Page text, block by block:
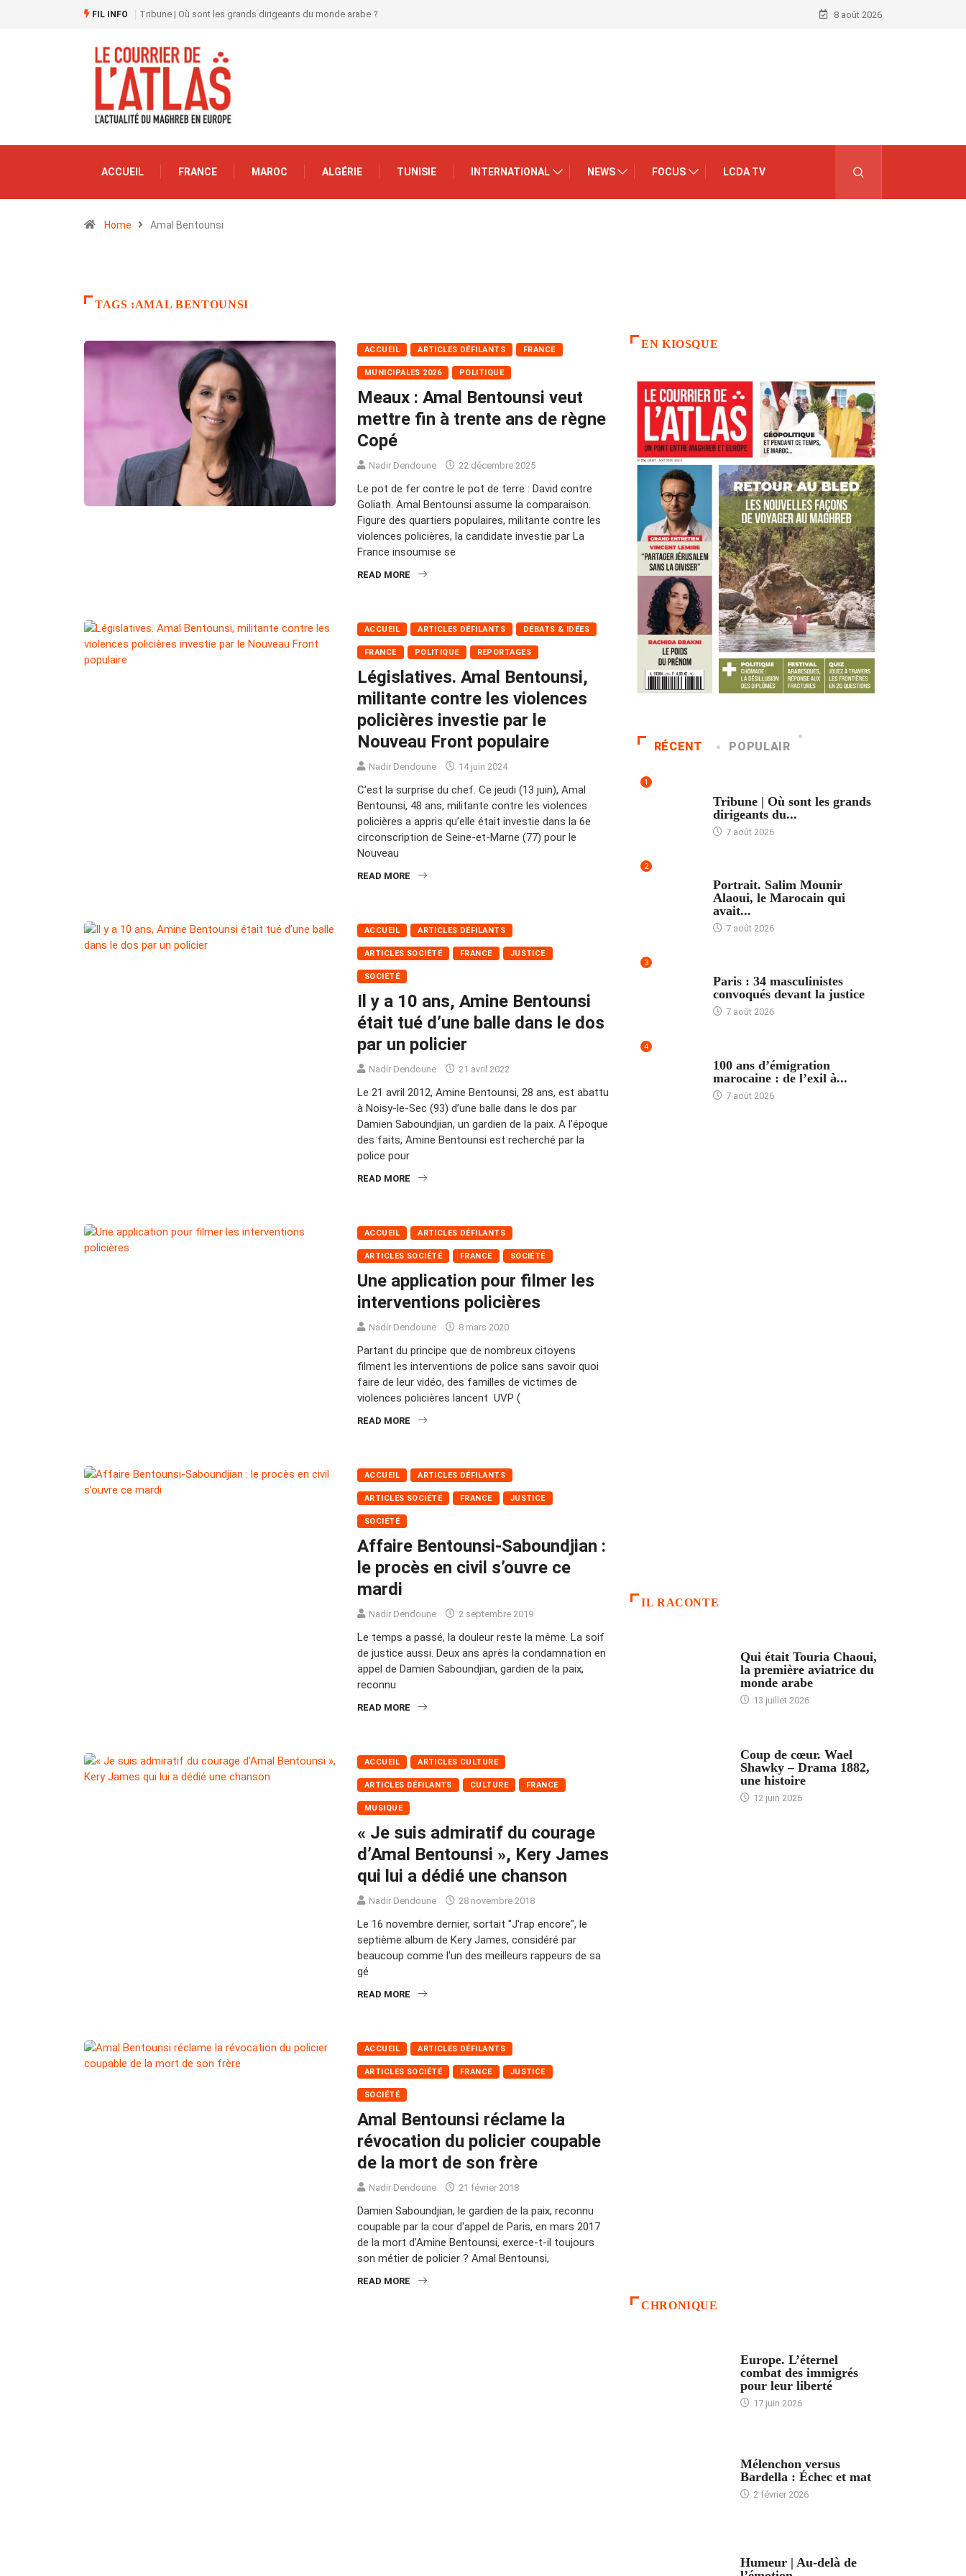
FIL INFO Tribune | Où sont les grands dirigeants du monde arabe ? 8 août 2026
ACCUEIL FRANCE MAROC ALGÉRIE TUNISIE INTERNATIONAL NEWS FOCUS LCDA TV
Home Amal Bentounsi
TAGS :AMAL BENTOUNSI
ACCUEIL ARTICLES DÉFILANTS FRANCE
MUNICIPALES 2026 POLITIQUE
Meaux : Amal Bentounsi veut
mettre fin à trente ans de règne
Copé
Nadir Dendoune 22 décembre 2025
Le pot de fer contre le pot de terre : David contre
Goliath. Amal Bentounsi assume la comparaison.
Figure des quartiers populaires, militante contre les
violences policières, la candidate investie par La
France insoumise se
READ MORE
ACCUEIL ARTICLES DÉFILANTS DÉBATS & IDÉES
FRANCE POLITIQUE REPORTAGES
Législatives. Amal Bentounsi,
militante contre les violences
policières investie par le
Nouveau Front populaire
Nadir Dendoune 14 juin 2024
C’est la surprise du chef. Ce jeudi (13 juin), Amal
Bentounsi, 48 ans, militante contre les violences
policières a appris qu’elle était investie dans la 6e
circonscription de Seine-et-Marne (77) pour le
Nouveau
READ MORE
ACCUEIL ARTICLES DÉFILANTS
ARTICLES SOCIÉTÉ FRANCE JUSTICE
SOCIÉTÉ
Il y a 10 ans, Amine Bentounsi
était tué d’une balle dans le dos
par un policier
Nadir Dendoune 21 avril 2022
Le 21 avril 2012, Amine Bentounsi, 28 ans, est abattu
à Noisy-le-Sec (93) d’une balle dans le dos par
Damien Saboundjian, un gardien de la paix. A l’époque
des faits, Amine Bentounsi est recherché par la
police pour
READ MORE
ACCUEIL ARTICLES DÉFILANTS
ARTICLES SOCIÉTÉ FRANCE SOCIÉTÉ
Une application pour filmer les
interventions policières
Nadir Dendoune 8 mars 2020
Partant du principe que de nombreux citoyens
filment les interventions de police sans savoir quoi
faire de leur vidéo, des familles de victimes de
violences policières lancent UVP (
READ MORE
ACCUEIL ARTICLES DÉFILANTS
ARTICLES SOCIÉTÉ FRANCE JUSTICE
SOCIÉTÉ
Affaire Bentounsi-Saboundjian :
le procès en civil s’ouvre ce
mardi
Nadir Dendoune 2 septembre 2019
Le temps a passé, la douleur reste la même. La soif
de justice aussi. Deux ans après la condamnation en
appel de Damien Saboundjian, gardien de la paix,
reconnu
READ MORE
ACCUEIL ARTICLES CULTURE
ARTICLES DÉFILANTS CULTURE FRANCE
MUSIQUE
« Je suis admiratif du courage
d’Amal Bentounsi », Kery James
qui lui a dédié une chanson
Nadir Dendoune 28 novembre 2018
Le 16 novembre dernier, sortait "J'rap encore", le
septième album de Kery James, considéré par
beaucoup comme l'un des meilleurs rappeurs de sa
gé
READ MORE
ACCUEIL ARTICLES DÉFILANTS
ARTICLES SOCIÉTÉ FRANCE JUSTICE
SOCIÉTÉ
Amal Bentounsi réclame la
révocation du policier coupable
de la mort de son frère
Nadir Dendoune 21 février 2018
Damien Saboundjian, le gardien de la paix, reconnu
coupable par la cour d'appel de Paris, en mars 2017
de la mort d'Amine Bentounsi, exerce-t-il toujours
son métier de policier ? Amal Bentounsi,
READ MORE
EN KIOSQUE
RÉCENT POPULAIR
1
Tribune | Où sont les grands
dirigeants du...
7 août 2026
2
Portrait. Salim Mounir
Alaoui, le Marocain qui
avait...
7 août 2026
3
Paris : 34 masculinistes
convoqués devant la justice
7 août 2026
4
100 ans d’émigration
marocaine : de l’exil à...
7 août 2026
IL RACONTE
Qui était Touria Chaoui,
la première aviatrice du
monde arabe
13 juillet 2026
Coup de cœur. Wael
Shawky – Drama 1882,
une histoire
12 juin 2026
CHRONIQUE
Europe. L’éternel
combat des immigrés
pour leur liberté
17 juin 2026
Mélenchon versus
Bardella : Échec et mat
2 février 2026
Humeur | Au-delà de